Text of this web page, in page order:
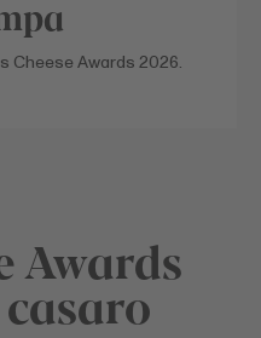
Cheese Awards 2026.
Awards